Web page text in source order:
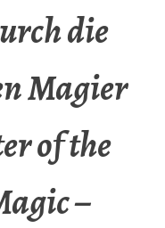
die
Magier
of the
–